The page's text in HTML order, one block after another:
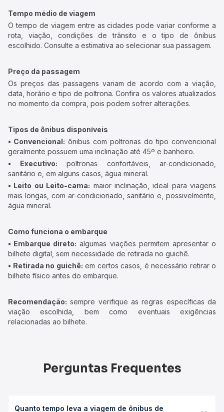
Tempo médio de viagem
O tempo de viagem entre as cidades pode variar conforme a
rota, viação, condições de trânsito e o tipo de ônibus
escolhido. Consulte a estimativa ao selecionar sua passagem.
Preço da passagem
Os preços das passagens variam de acordo com a viação,
data, horário e tipo de poltrona. Confira os valores atualizados
no momento da compra, pois podem sofrer alterações.
Tipos de ônibus disponíveis
• Convencional: ônibus com poltronas do tipo convencional
geralmente possuem uma inclinação até 45º e banheiro.
• Executivo: poltronas confortáveis, ar-condicionado,
sanitário e, em alguns casos, água mineral.
• Leito ou Leito-cama: maior inclinação, ideal para viagens
mais longas, com ar-condicionado, sanitário e, possivelmente,
água mineral.
Como funciona o embarque
• Embarque direto: algumas viações permitem apresentar o
bilhete digital, sem necessidade de retirada no guichê.
• Retirada no guichê: em certos casos, é necessário retirar o
bilhete físico antes do embarque.
Recomendação: sempre verifique as regras específicas da
viação escolhida, bem como eventuais exigências
relacionadas ao bilhete.
Perguntas Frequentes
Quanto tempo leva a viagem de ônibus de